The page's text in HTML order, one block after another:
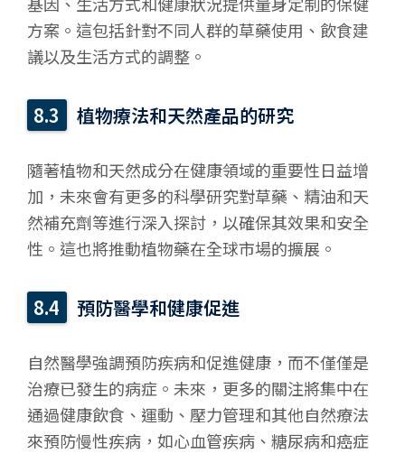
方案。這包括針對不同人群的草藥使用、飲食建
議以及生活方式的調整。
植物療法和天然產品的研究
隨著植物和天然成分在健康領域的重要性日益增
加，未來會有更多的科學研究對草藥、精油和天
然補充劑等進行深入探討，以確保其效果和安全
性。這也將推動植物藥在全球市場的擴展。
預防醫學和健康促進
自然醫學強調預防疾病和促進健康，而不僅僅是
治療已發生的病症。未來，更多的關注將集中在
通過健康飲食、運動、壓力管理和其他自然療法
來預防慢性疾病，如心血管疾病、糖尿病和癌症